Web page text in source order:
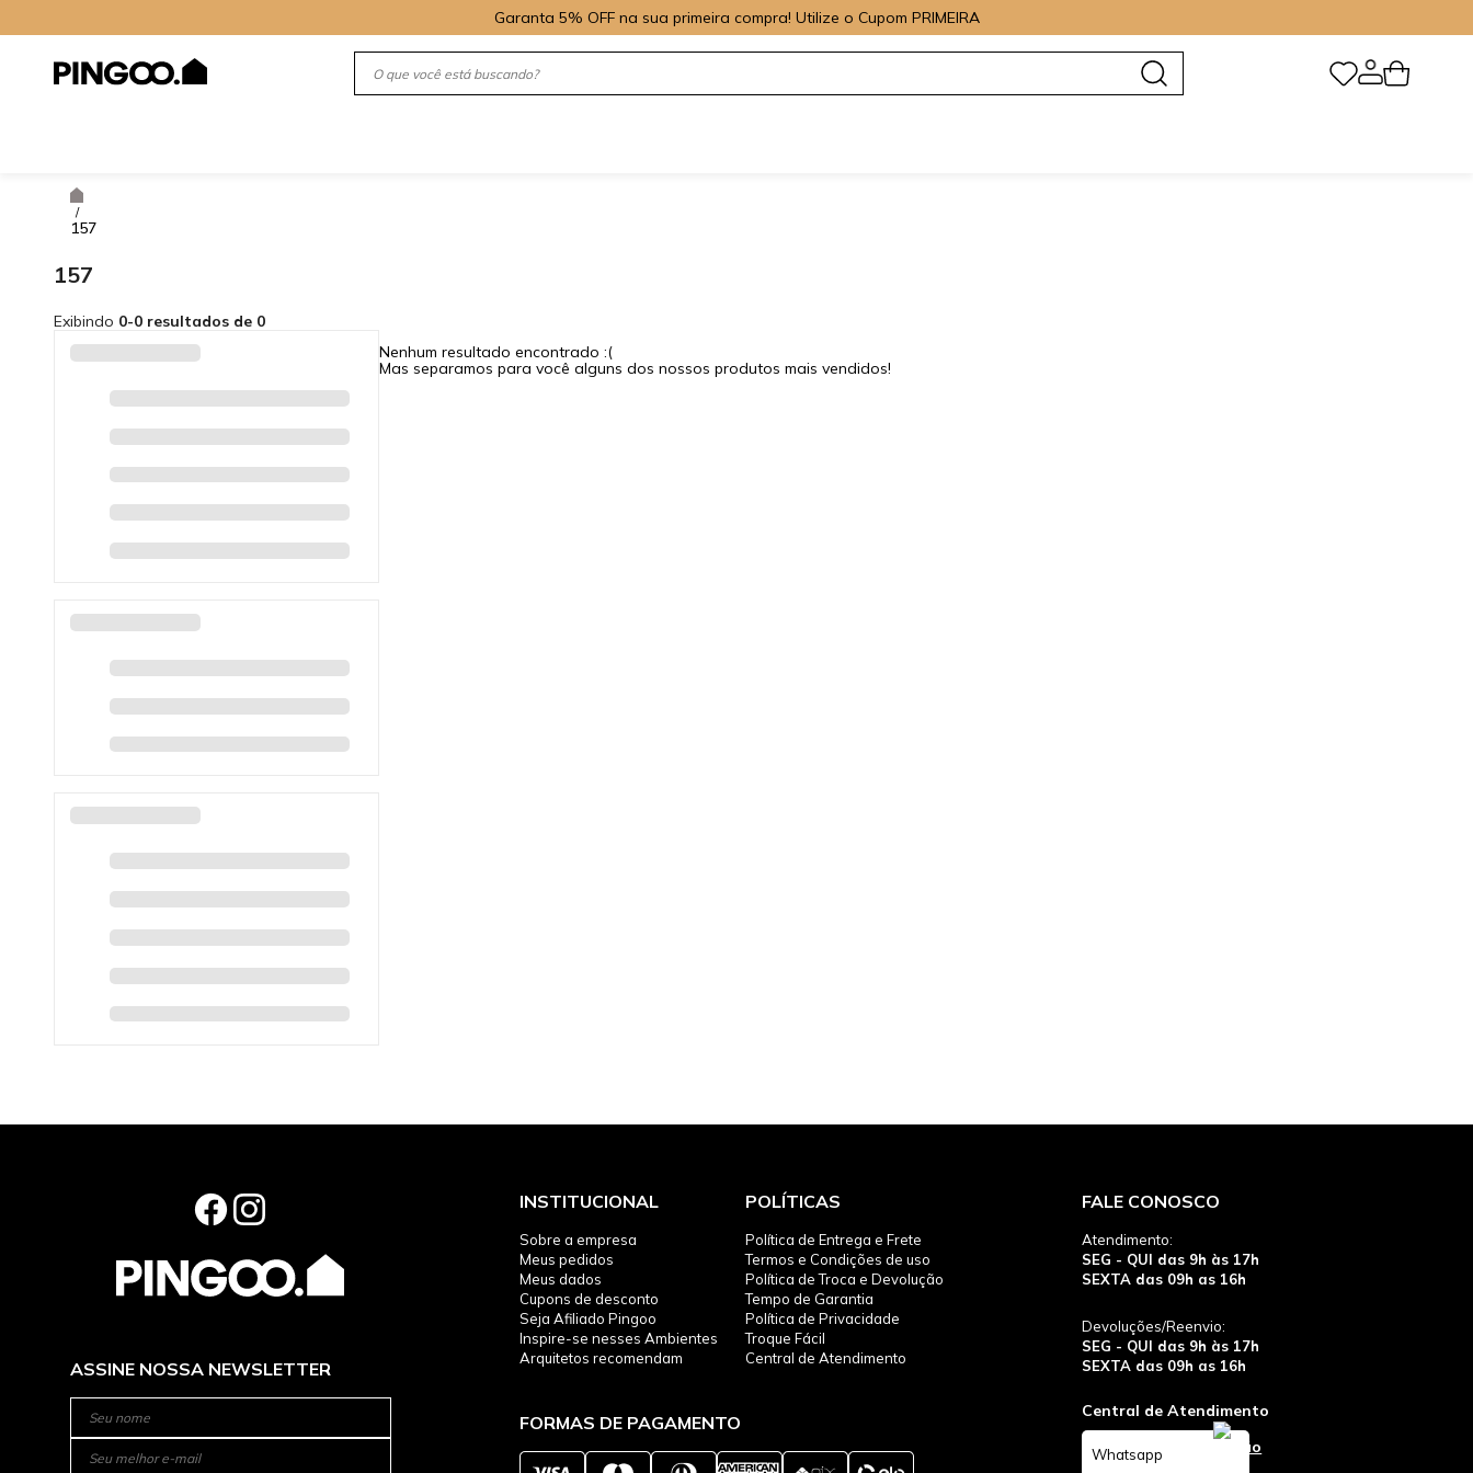
Garanta 5% OFF na sua primeira compra! Utilize o Cupom PRIMEIRA
/
157
157
Exibindo 0-0 resultados de 0
Nenhum resultado encontrado :(
Mas separamos para você alguns dos nossos produtos mais vendidos!
ASSINE NOSSA NEWSLETTER
INSTITUCIONAL
Sobre a empresa
Meus pedidos
Meus dados
Cupons de desconto
Seja Afiliado Pingoo
Inspire-se nesses Ambientes
Arquitetos recomendam
POLÍTICAS
Política de Entrega e Frete
Termos e Condições de uso
Política de Troca e Devolução
Tempo de Garantia
Política de Privacidade
Troque Fácil
Central de Atendimento
FORMAS DE PAGAMENTO
FALE CONOSCO
Atendimento:
SEG - QUI das 9h às 17h
SEXTA das 09h as 16h
Devoluções/Reenvio:
SEG - QUI das 9h às 17h
SEXTA das 09h as 16h
Central de Atendimento
Whatsapp